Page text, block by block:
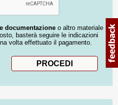
documentazione o altro materiale
basterà seguire le indicazioni
volta effettuato il pagamento.